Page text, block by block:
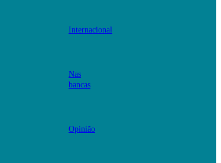
Internacional
Nas
bancas
Opinião